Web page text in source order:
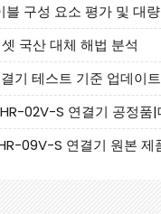
국산 대체 해법 분석
기 테스트 기준 업데이트